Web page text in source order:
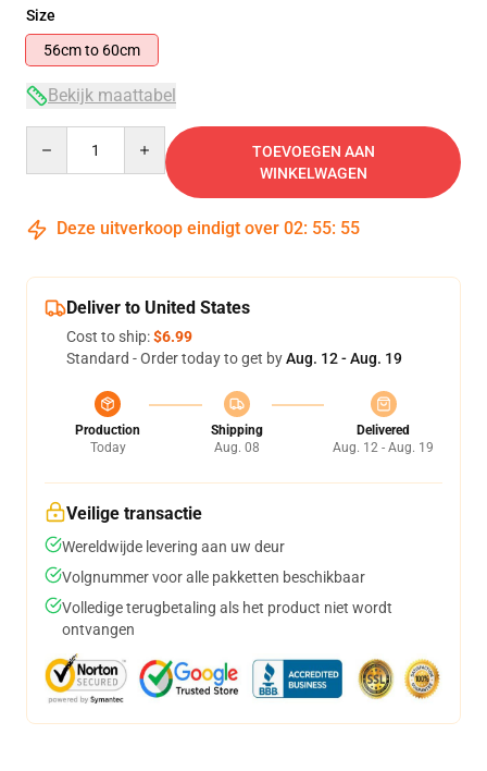
Size
56cm to 60cm
Bekijk maattabel
TOEVOEGEN AAN
WINKELWAGEN
Deze uitverkoop eindigt over 02: 55: 54
Deliver to United States
Cost to ship:$6.99
Standard - Order today to get byAug. 12 - Aug. 19
Production
Today
Shipping
Aug. 08
Delivered
Aug. 12 - Aug. 19
Veilige transactie
Wereldwijde levering aan uw deur
Volgnummer voor alle pakketten beschikbaar
Volledige terugbetaling als het product niet wordt
ontvangen